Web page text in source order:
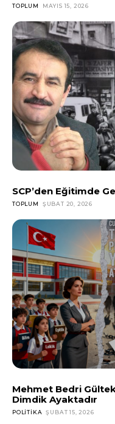
TOPLUM MAYIS 15, 2026
SCP’den Eğitimde
TOPLUM ŞUBAT 20, 2026
Mehmet Bedri
Dimdik Ayaktadır
POLITIKA ŞUBAT 15, 2026